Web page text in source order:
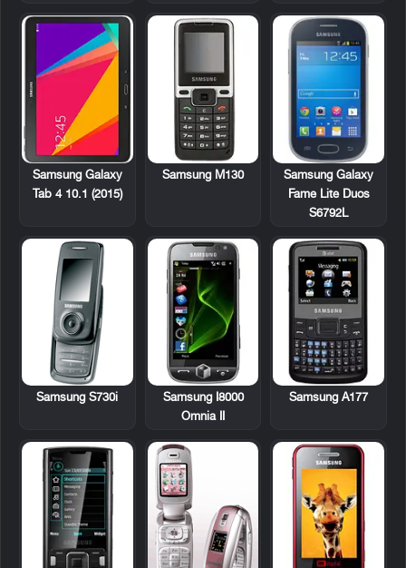
Samsung Galaxy
Fame Lite Duos
S6792L
Samsung M130
Samsung Galaxy
Tab 4 10.1 (2015)
Samsung A177
Samsung I8000
Omnia II
Samsung S730i